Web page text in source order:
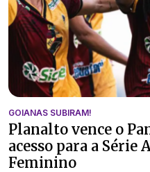
GOIANAS SUBIRAM!
Planalto vence o
acesso para a Série
Feminino